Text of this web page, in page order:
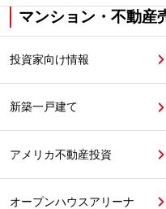
マンション・不動産
投資家向け情報
新築一戸建て
アメリカ不動産投資
オープンハウスアリーナ